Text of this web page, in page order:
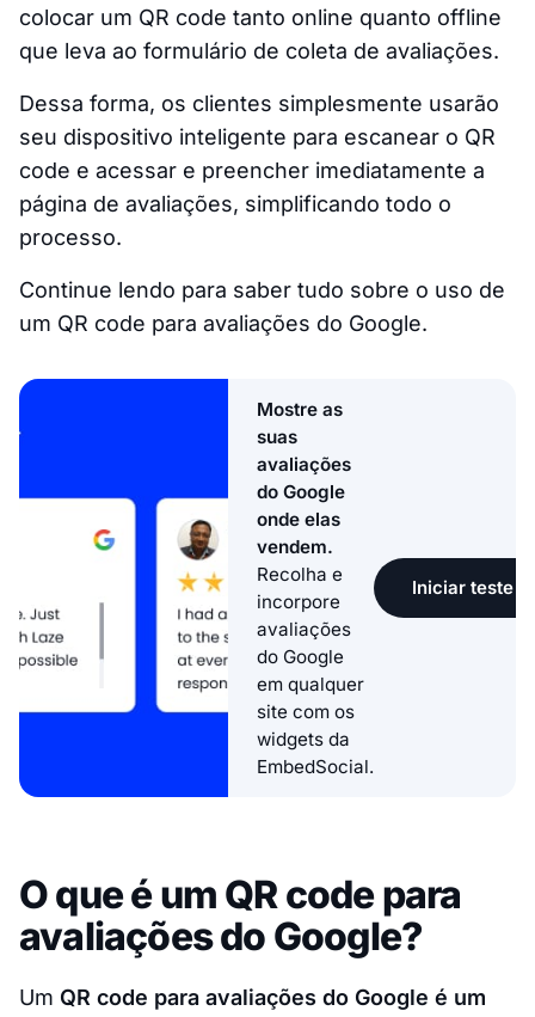
colocar um QR code tanto online quanto offline
que leva ao formulário de coleta de avaliações.
Dessa forma, os clientes simplesmente usarão
seu dispositivo inteligente para escanear o QR
code e acessar e preencher imediatamente a
página de avaliações, simplificando todo o
processo.
Continue lendo para saber tudo sobre o uso de
um QR code para avaliações do Google.
Mostre as
suas
avaliações
do Google
onde elas
vendem.
Recolha e
incorpore
avaliações
do Google
em qualquer
site com os
widgets da
EmbedSocial.
Iniciar teste
O que é um QR code para
avaliações do Google?
Um QR code para avaliações do Google é um